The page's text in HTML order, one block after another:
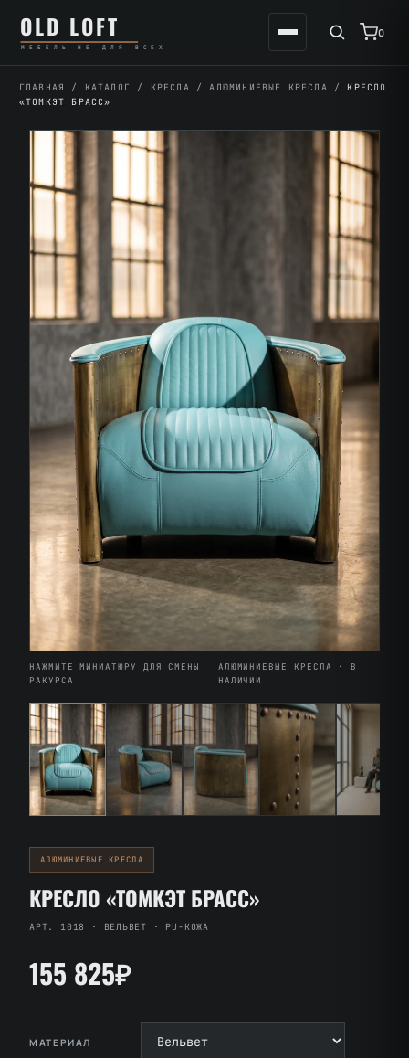
содержимому
содержимому
OLD LOFT
МЕБЕЛЬ НЕ ДЛЯ ВСЕХ
0
ГЛАВНАЯ / КАТАЛОГ / КРЕСЛА /АЛЮМИНИЕВЫЕ КРЕСЛА / КРЕСЛО
«ТОМКЭТ БРАСС»
НАЖМИТЕ МИНИАТЮРУ ДЛЯ СМЕНЫ
РАКУРСА
АЛЮМИНИЕВЫЕ КРЕСЛА · В
НАЛИЧИИ
АЛЮМИНИЕВЫЕ КРЕСЛА
КРЕСЛО «ТОМКЭТ БРАСС»
АРТ. 1018 · ВЕЛЬВЕТ · PU-КОЖА
155 825₽
МАТЕРИАЛ